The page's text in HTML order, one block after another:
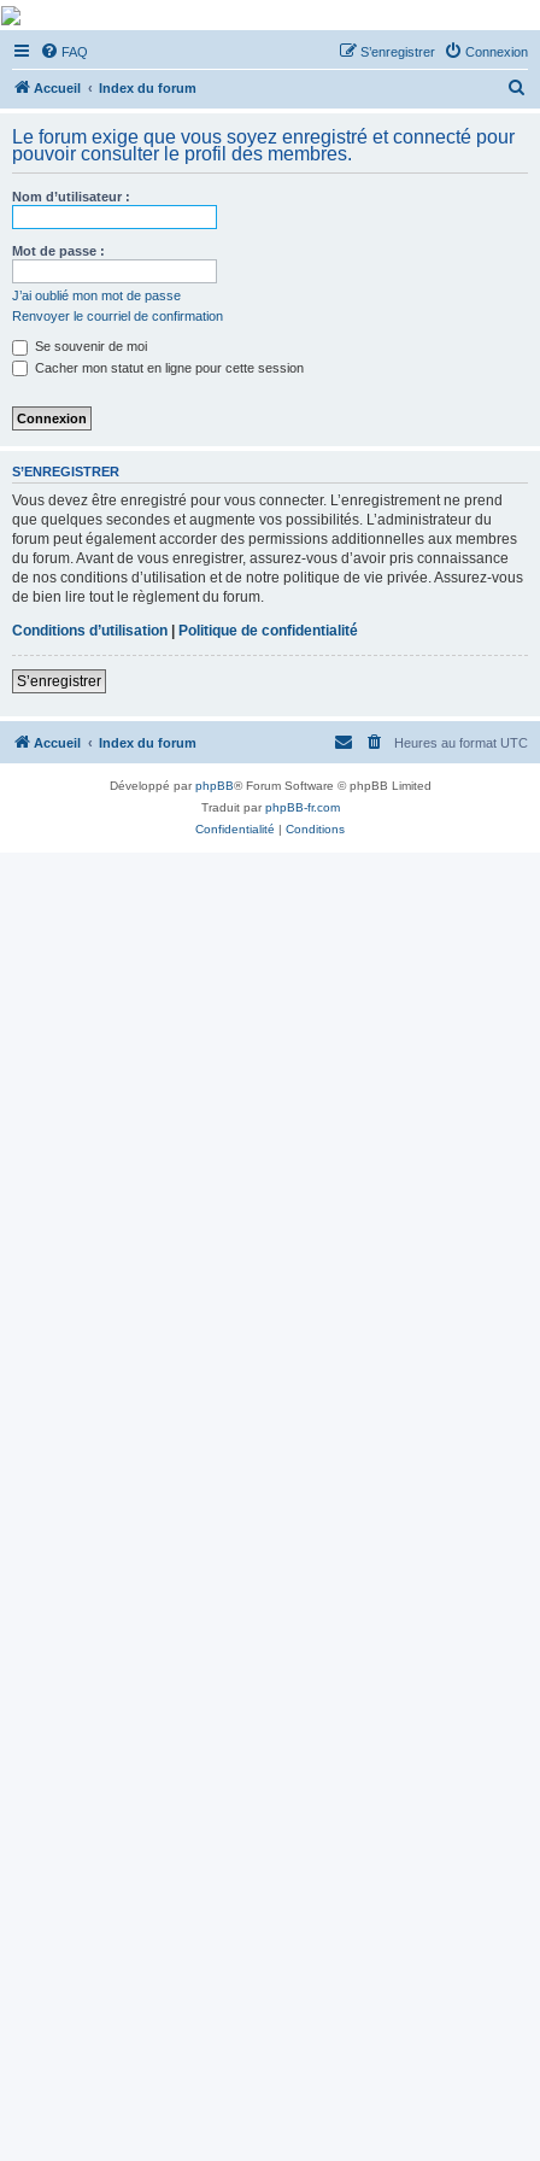
De Musicae Militari -
Forums
Forums de discussions
FAQ Connexion
S’enregistrer
Accueil Index du forum
h
Le forum exige que vous soyez enregistré et connecté pour
pouvoir consulter le profil des membres.
Nom d’utilisateur :
Mot de passe :
J’ai oublié mon mot de passe
Renvoyer le courriel de confirmation
Se souvenir de moi
Cacher mon statut en ligne pour cette session
S’ENREGISTRER
Vous devez être enregistré pour vous connecter. L’enregistrement ne prend
que quelques secondes et augmente vos possibilités. L’administrateur du
forum peut également accorder des permissions additionnelles aux membres
du forum. Avant de vous enregistrer, assurez-vous d’avoir pris connaissance
de nos conditions d’utilisation et de notre politique de vie privée. Assurez-vous
de bien lire tout le règlement du forum.
Conditions d’utilisation | Politique de confidentialité
S’enregistrer
Accueil Index du forum Heures au format UTC
Développé parphpBB® Forum Software © phpBB Limited
Traduit parphpBB-fr.com
Confidentialité | Conditions